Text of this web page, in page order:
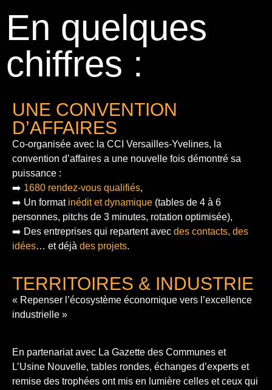
En quelques
chiffres :
UNE CONVENTION
D’AFFAIRES
Co-organisée avec la CCI Versailles-Yvelines, la
convention d’affaires a une nouvelle fois démontré sa
puissance :
➡️ 1680 rendez-vous qualifiés,
➡️ Un format inédit et dynamique (tables de 4 à 6
personnes, pitchs de 3 minutes, rotation optimisée),
➡️ Des entreprises qui repartent avec des contacts, des
idées… et déjà des projets.
TERRITOIRES & INDUSTRIE
« Repenser l’écosystème économique vers l’excellence
industrielle »
En partenariat avec La Gazette des Communes et
L’Usine Nouvelle, tables rondes, échanges d’experts et
remise des trophées ont mis en lumière celles et ceux qui